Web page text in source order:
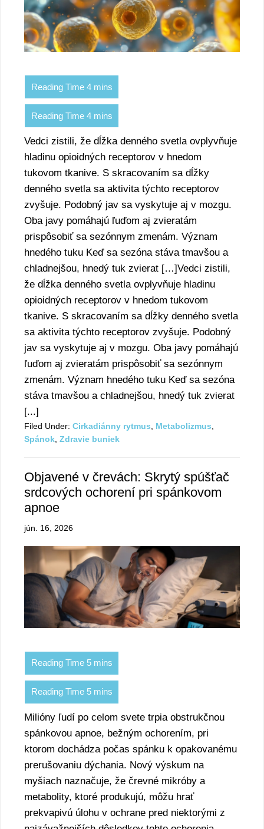
Vedci zistili, že dĺžka denného svetla ovplyvňuje
hladinu opioidných receptorov v hnedom
tukovom tkanive. S skracovaním sa dĺžky
denného svetla sa aktivita týchto receptorov
zvyšuje. Podobný jav sa vyskytuje aj v mozgu.
Oba javy pomáhajú ľuďom aj zvieratám
prispôsobiť sa sezónnym zmenám. Význam
hnedého tuku Keď sa sezóna stáva tmavšou a
chladnejšou, hnedý tuk zvierat […]Vedci zistili,
že dĺžka denného svetla ovplyvňuje hladinu
opioidných receptorov v hnedom tukovom
tkanive. S skracovaním sa dĺžky denného svetla
sa aktivita týchto receptorov zvyšuje. Podobný
jav sa vyskytuje aj v mozgu. Oba javy pomáhajú
ľuďom aj zvieratám prispôsobiť sa sezónnym
zmenám. Význam hnedého tuku Keď sa sezóna
stáva tmavšou a chladnejšou, hnedý tuk zvierat
[...]
Filed Under: Cirkadiánny rytmus, Metabolizmus,
Spánok, Zdravie buniek
Objavené v črevách: Skrytý spúšťač
srdcových ochorení pri spánkovom
apnoe
jún. 16, 2026
Milióny ľudí po celom svete trpia obstrukčnou
spánkovou apnoe, bežným ochorením, pri
ktorom dochádza počas spánku k opakovanému
prerušovaniu dýchania. Nový výskum na
myšiach naznačuje, že črevné mikróby a
metabolity, ktoré produkujú, môžu hrať
prekvapivú úlohu v ochrane pred niektorými z